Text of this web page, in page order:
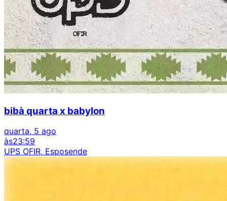
bibà quarta x babylon
quarta, 5 ago
às23:59
UPS OFIR, Esposende